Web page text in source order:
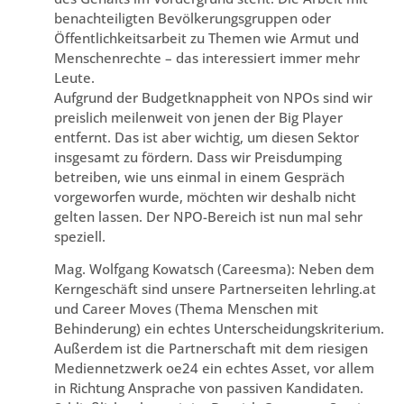
benachteiligten Bevölkerungsgruppen oder
Öffentlichkeitsarbeit zu Themen wie Armut und
Menschenrechte – das interessiert immer mehr
Leute.
Aufgrund der Budgetknappheit von NPOs sind wir
preislich meilenweit von jenen der Big Player
entfernt. Das ist aber wichtig, um diesen Sektor
insgesamt zu fördern. Dass wir Preisdumping
betreiben, wie uns einmal in einem Gespräch
vorgeworfen wurde, möchten wir deshalb nicht
gelten lassen. Der NPO-Bereich ist nun mal sehr
speziell.
Mag. Wolfgang Kowatsch (Careesma): Neben dem
Kerngeschäft sind unsere Partnerseiten lehrling.at
und Career Moves (Thema Menschen mit
Behinderung) ein echtes Unterscheidungskriterium.
Außerdem ist die Partnerschaft mit dem riesigen
Mediennetzwerk oe24 ein echtes Asset, vor allem
in Richtung Ansprache von passiven Kandidaten.